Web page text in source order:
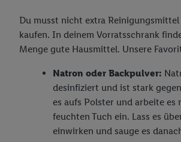
Du musst nicht extra
kaufen. In deinem Vorratsschrank
Menge gute Hausmittel. Unsere
Natron oder Backpulver:
desinfiziert und ist stark
es aufs Polster und arbeite es
feuchten Tuch ein. Lass es
einwirken und sauge es